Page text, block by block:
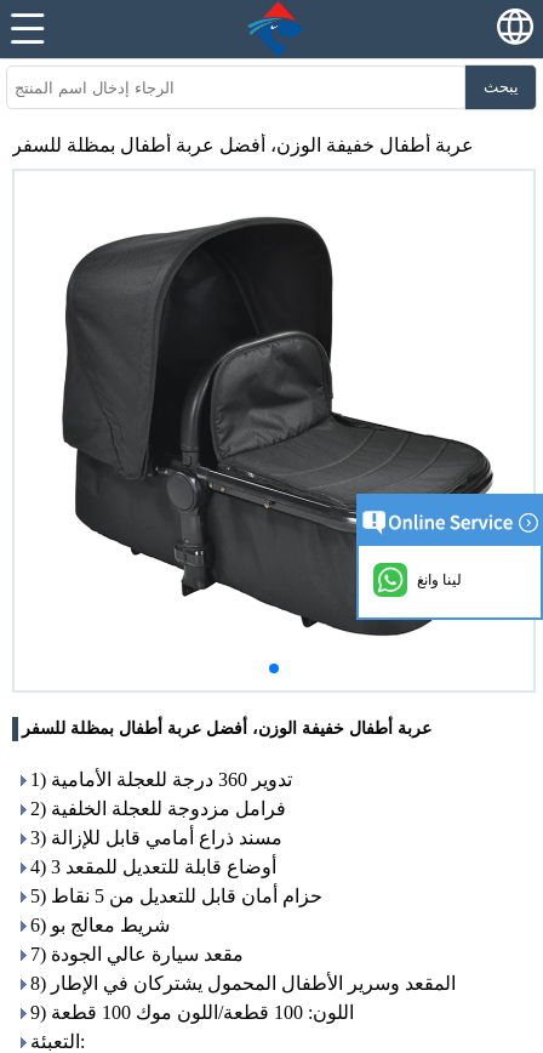
يبحث
عربة أطفال خفيفة الوزن، أفضل عربة أطفال بمظلة للسفر
عربة أطفال خفيفة الوزن، أفضل عربة أطفال بمظلة للسفر
1) تدوير 360 درجة للعجلة الأمامية
2) فرامل مزدوجة للعجلة الخلفية
3) مسند ذراع أمامي قابل للإزالة
4) 3 أوضاع قابلة للتعديل للمقعد
5) حزام أمان قابل للتعديل من 5 نقاط
6) شريط معالج بو
7) مقعد سيارة عالي الجودة
8) المقعد وسرير الأطفال المحمول يشتركان في الإطار
9) اللون: 100 قطعة/اللون موك 100 قطعة
التعبئة:
لينا وانغ